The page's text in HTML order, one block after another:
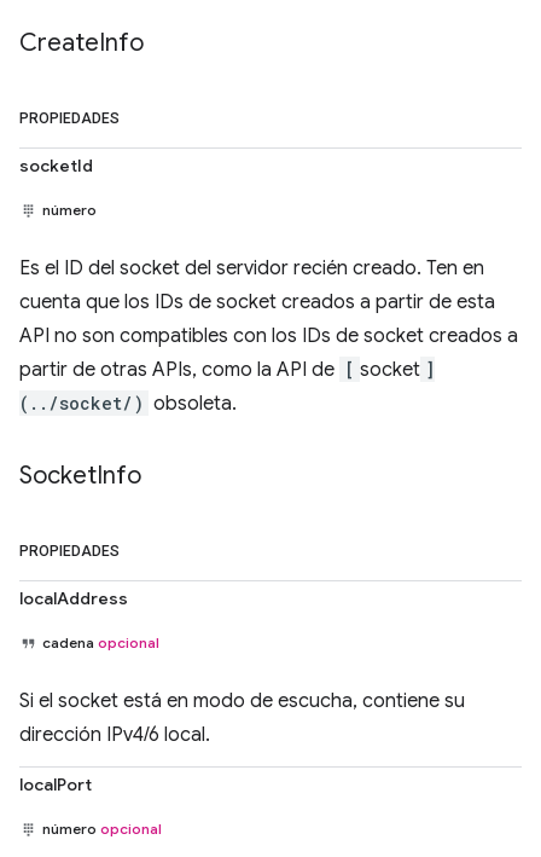
CreateInfo
PROPIEDADES
socketId
número
Es el ID del socket del servidor recién creado. Ten en
cuenta que los IDs de socket creados a partir de esta
API no son compatibles con los IDs de socket creados a
partir de otras APIs, como la API de [ socket ]
(../socket/) obsoleta.
SocketInfo
PROPIEDADES
localAddress
cadena opcional
Si el socket está en modo de escucha, contiene su
dirección IPv4/6 local.
localPort
número opcional